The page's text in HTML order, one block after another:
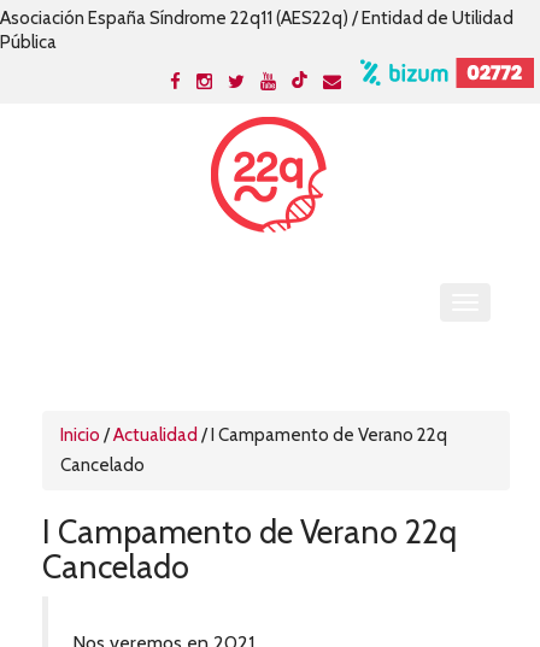
Asociación España Síndrome 22q11 (AES22q) / Entidad de Utilidad
Pública
Inicio /Actualidad /I Campamento de Verano 22q
Cancelado
I Campamento de Verano 22q
Cancelado